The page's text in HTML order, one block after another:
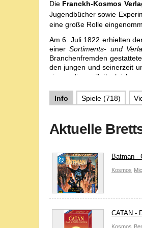
Die Franckh-Kosmos
Jugendbücher sowie
eine große Rolle
Am 6. Juli 1822 erhielten
einerSortiments- und
Branchenfremden
den jungen und seinerzeit
sie zu dieser Zeit
Preise waren niedriger als
Ihre Zweite Idee, die
Verlagseigentümer und
einmal im Quartal, bald
jedem leicht verständlich
Zeitschriftengeschäft
naturkundliche
In den 1920er Jahren
entwickelt und
Chemist,Optikus und
Info Spiele (718)
Aktuelle
Batman -
Kosmos
CATAN -
Kosmos